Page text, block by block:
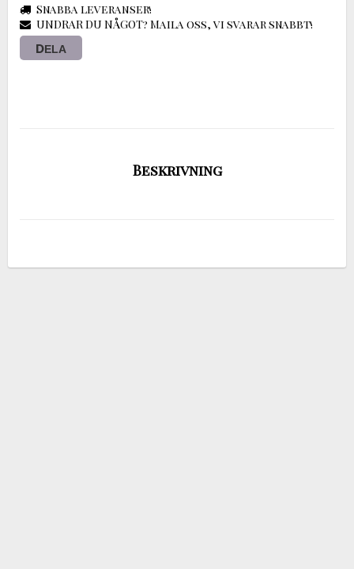
Snabba leveranser!
UNDRAR DU NÅGOT? Maila oss, vi svarar snabbt!
DELA
Beskrivning